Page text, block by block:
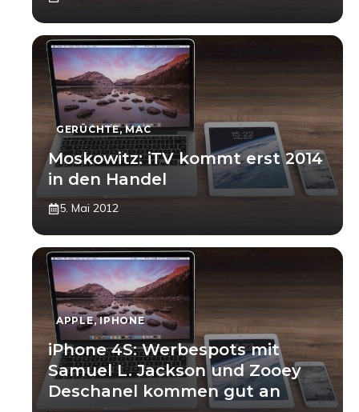
GERÜCHTE,MAC
Moskowitz: iTV kommt erst 2014
in den Handel
5. Mai 2012
APPLE,IPHONE
iPhone 4S: Werbespots mit
Samuel L. Jackson und Zooey
Deschanel kommen gut an